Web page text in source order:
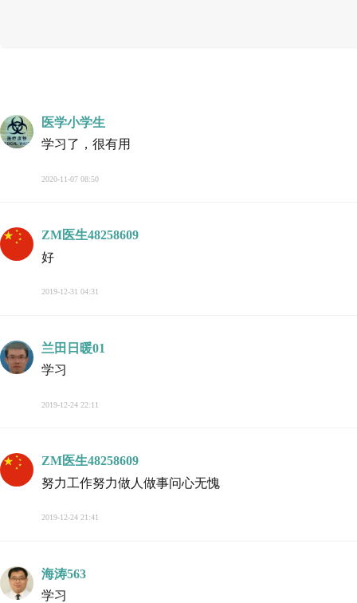
医学小学生
学习了，很有用
2020-11-07 08:50
ZM医生48258609
好
2019-12-31 04:31
兰田日暖01
学习
2019-12-24 22:11
ZM医生48258609
努力工作努力做人做事问心无愧
2019-12-24 21:41
海涛563
学习